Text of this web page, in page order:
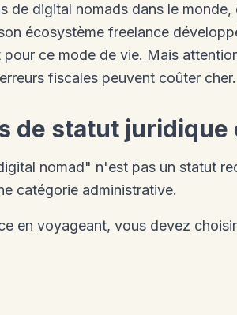
de digital nomads dans le
écosystème freelance
ce mode de vie. Mais
fiscales peuvent coûter cher.
de statut juridique
nomad" n'est pas un statut
catégorie administrative.
en voyageant, vous devez